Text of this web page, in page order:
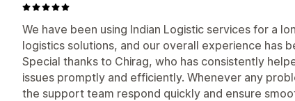
We have been using Indian Logistic services for a
logistics solutions, and our overall experience has
Special thanks to Chirag, who has consistently
issues promptly and efficiently. Whenever any
the support team respond quickly and ensure